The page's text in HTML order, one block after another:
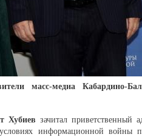
масс-медиа Кабардино-
Хубиев зачитал приветственный
информационной войны